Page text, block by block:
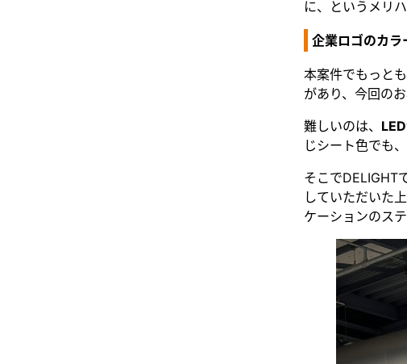
に、というメリ
企業ロゴのカラ
本案件でもっと
があり、今回の
難しいのは、
じシート色でも
そこでDELIGHT
していただいた
ケーションのス